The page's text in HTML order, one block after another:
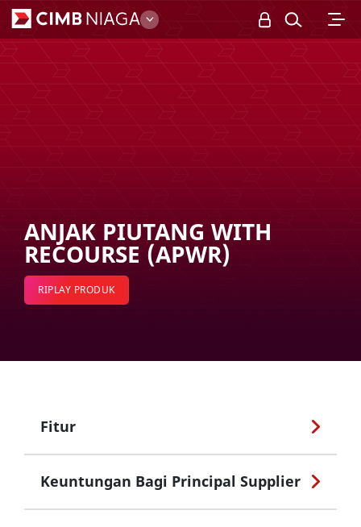
Business
ANJAK PIUTANG WITH
RECOURSE (APWR)
RIPLAY PRODUK
Fitur
Keuntungan Bagi Principal Supplier